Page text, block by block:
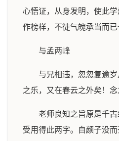
心悟证，从身发明，使此
作榜样，不徒气魄承当而已
与孟两峰
与兄相违，忽忽复逾
之乐，又在春云之外矣！念
老师良知之旨原是千
受用得此两字。自颜子没